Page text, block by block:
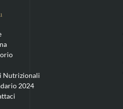
Nutrizionali
2024